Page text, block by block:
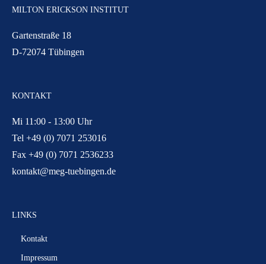
MILTON ERICKSON INSTITUT
Gartenstraße 18
D-72074 Tübingen
KONTAKT
Mi 11:00 - 13:00 Uhr
Tel +49 (0) 7071 253016
Fax +49 (0) 7071 2536233
kontakt@meg-tuebingen.de
LINKS
Kontakt
Impressum